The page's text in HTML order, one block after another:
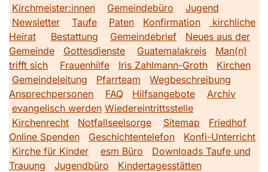
Kirchmeister:innen
Gemeindebüro
Jugend
Newsletter
Taufe Paten Konfirmation
kirchliche
Heirat
Bestattung Gemeindebrief
Neues aus der
Gemeinde
Gottesdienste Guatemalakreis
Man(n)
trifft sich
Frauenhilfe Iris Zahlmann-Groth
Kirchen
Gemeindeleitung
Pfarrteam
Wegbeschreibung
Ansprechpersonen
FAQ Hilfsangebote
Archiv
evangelisch werden Wiedereintrittsstelle
Kirchenrecht
Notfallseelsorge Sitemap
Friedhof
Online Spenden
Geschichtentelefon
Konfi-Unterricht
Kirche für Kinder
esm Büro
Downloads Taufe und
Trauung
Jugendbüro
Kindertagesstätten